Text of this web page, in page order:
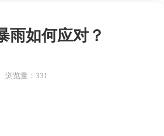
雨如何应对？
浏览量：331